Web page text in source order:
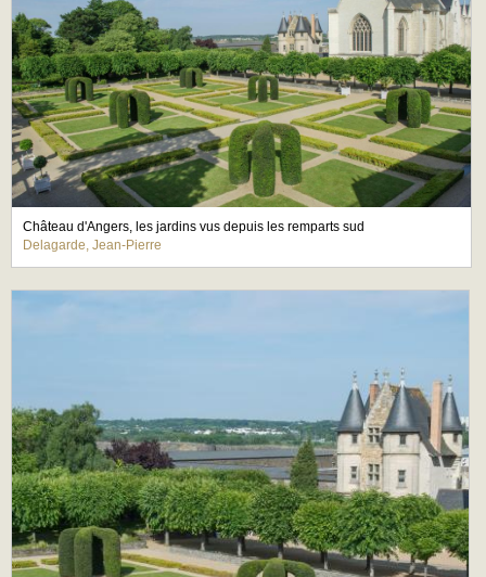
Château d'Angers, les jardins vus depuis les remparts sud
Delagarde, Jean-Pierre